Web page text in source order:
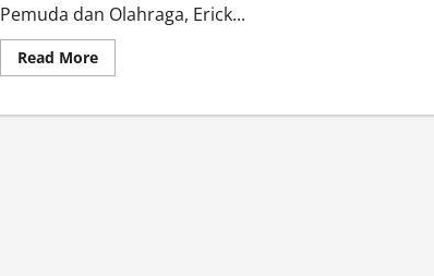
Pemuda dan Olahraga, Erick...
Read MoreRead
more
minta